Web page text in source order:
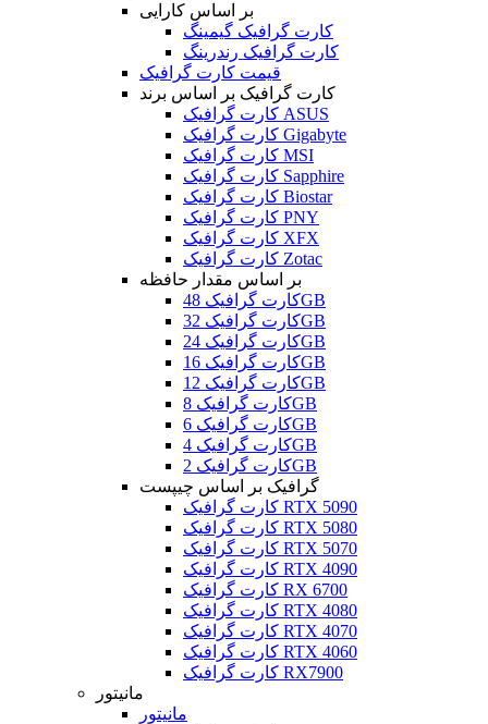
بر اساس کارایی
کارت گرافیک گیمینگ
کارت گرافیک رندرینگ
قیمت کارت گرافیک
کارت گرافیک بر اساس برند
کارت گرافیک ASUS
کارت گرافیک Gigabyte
کارت گرافیک MSI
کارت گرافیک Sapphire
کارت گرافیک Biostar
کارت گرافیک PNY
کارت گرافیک XFX
کارت گرافیک Zotac
بر اساس مقدار حافظه
کارت گرافیک 48GB
کارت گرافیک 32GB
کارت گرافیک 24GB
کارت گرافیک 16GB
کارت گرافیک 12GB
کارت گرافیک 8GB
کارت گرافیک 6GB
کارت گرافیک 4GB
کارت گرافیک 2GB
گرافیک بر اساس چیپست
کارت گرافیک RTX 5090
کارت گرافیک RTX 5080
کارت گرافیک RTX 5070
کارت گرافیک RTX 4090
کارت گرافیک RX 6700
کارت گرافیک RTX 4080
کارت گرافیک RTX 4070
کارت گرافیک RTX 4060
کارت گرافیک RX7900
مانیتور
مانیتور